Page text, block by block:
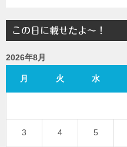
この日に載せたよ～！
2026年8月
月 火 水
3 4 5